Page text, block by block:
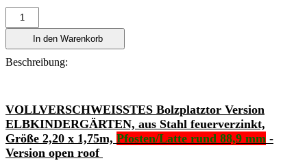
In den Warenkorb
Beschreibung:
VOLLVERSCHWEISSTES Bolzplatztor Version
ELBKINDERGÄRTEN, aus Stahl feuerverzinkt,
Größe 2,20 x 1,75m, Pfosten/Latte rund 88,9 mm -
Version open roof